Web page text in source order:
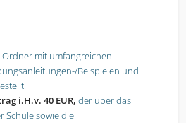
mit umfangreichen
Beispielen und
i.H.v. 40 EUR, der über das
Schule sowie die